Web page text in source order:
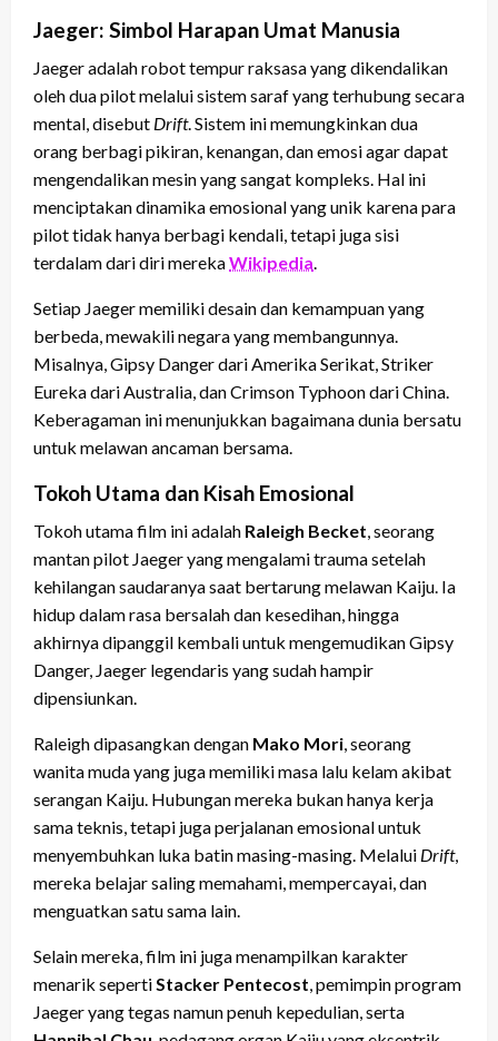
Jaeger: Simbol Harapan Umat Manusia
Jaeger adalah robot tempur raksasa yang dikendalikan
oleh dua pilot melalui sistem saraf yang terhubung secara
mental, disebut Drift. Sistem ini memungkinkan dua
orang berbagi pikiran, kenangan, dan emosi agar dapat
mengendalikan mesin yang sangat kompleks. Hal ini
menciptakan dinamika emosional yang unik karena para
pilot tidak hanya berbagi kendali, tetapi juga sisi
terdalam dari diri merekaWikipedia.
Setiap Jaeger memiliki desain dan kemampuan yang
berbeda, mewakili negara yang membangunnya.
Misalnya, Gipsy Danger dari Amerika Serikat, Striker
Eureka dari Australia, dan Crimson Typhoon dari China.
Keberagaman ini menunjukkan bagaimana dunia bersatu
untuk melawan ancaman bersama.
Tokoh Utama dan Kisah Emosional
Tokoh utama film ini adalah Raleigh Becket, seorang
mantan pilot Jaeger yang mengalami trauma setelah
kehilangan saudaranya saat bertarung melawan Kaiju. Ia
hidup dalam rasa bersalah dan kesedihan, hingga
akhirnya dipanggil kembali untuk mengemudikan Gipsy
Danger, Jaeger legendaris yang sudah hampir
dipensiunkan.
Raleigh dipasangkan dengan Mako Mori, seorang
wanita muda yang juga memiliki masa lalu kelam akibat
serangan Kaiju. Hubungan mereka bukan hanya kerja
sama teknis, tetapi juga perjalanan emosional untuk
menyembuhkan luka batin masing-masing. Melalui Drift,
mereka belajar saling memahami, mempercayai, dan
menguatkan satu sama lain.
Selain mereka, film ini juga menampilkan karakter
menarik sepertiStacker Pentecost, pemimpin program
Jaeger yang tegas namun penuh kepedulian, serta